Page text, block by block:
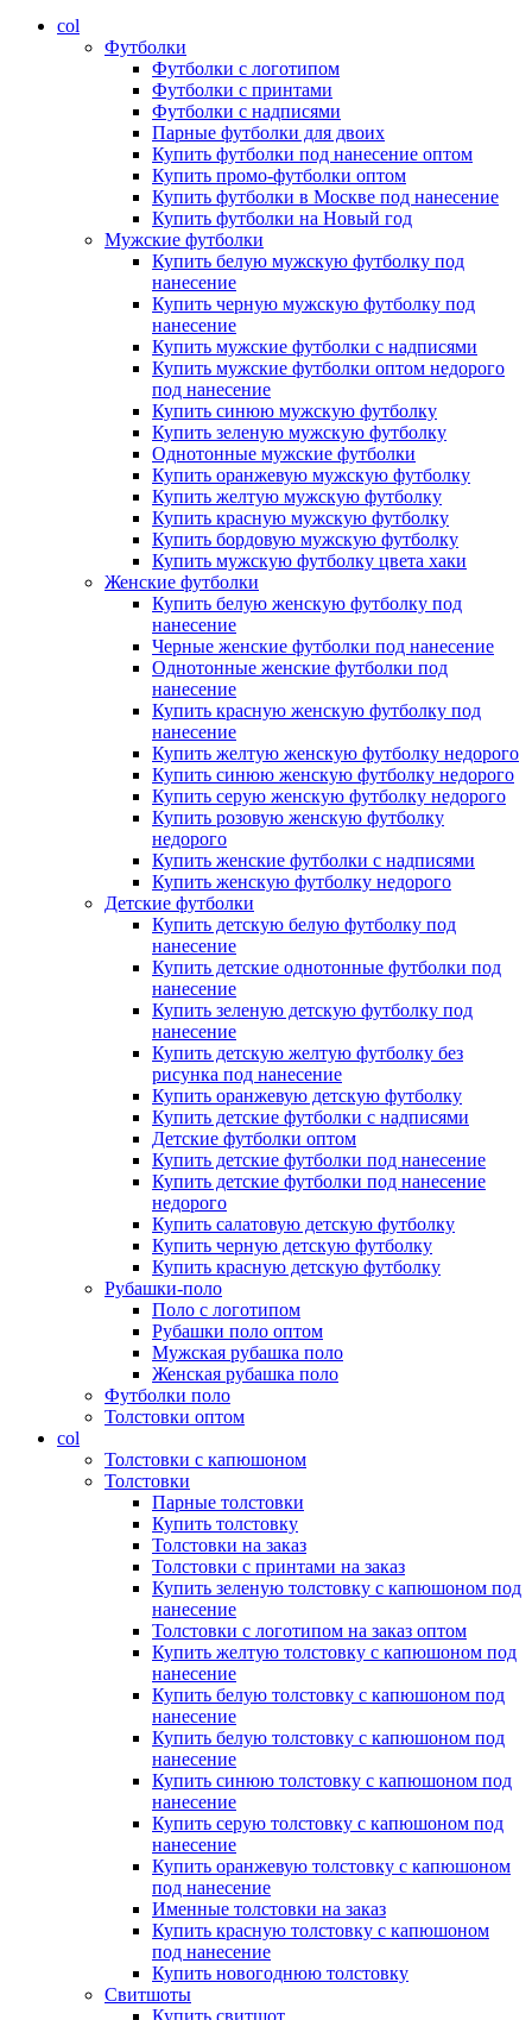
col
Футболки
Футболки с логотипом
Футболки с принтами
Футболки с надписями
Парные футболки для двоих
Купить футболки под нанесение оптом
Купить промо-футболки оптом
Купить футболки в Москве под нанесение
Купить футболки на Новый год
Мужские футболки
Купить белую мужскую футболку под
нанесение
Купить черную мужскую футболку под
нанесение
Купить мужские футболки с надписями
Купить мужские футболки оптом недорого
под нанесение
Купить синюю мужскую футболку
Купить зеленую мужскую футболку
Однотонные мужские футболки
Купить оранжевую мужскую футболку
Купить желтую мужскую футболку
Купить красную мужскую футболку
Купить бордовую мужскую футболку
Купить мужскую футболку цвета хаки
Женские футболки
Купить белую женскую футболку под
нанесение
Черные женские футболки под нанесение
Однотонные женские футболки под
нанесение
Купить красную женскую футболку под
нанесение
Купить желтую женскую футболку недорого
Купить синюю женскую футболку недорого
Купить серую женскую футболку недорого
Купить розовую женскую футболку
недорого
Купить женские футболки с надписями
Купить женскую футболку недорого
Детские футболки
Купить детскую белую футболку под
нанесение
Купить детские однотонные футболки под
нанесение
Купить зеленую детскую футболку под
нанесение
Купить детскую желтую футболку без
рисунка под нанесение
Купить оранжевую детскую футболку
Купить детские футболки с надписями
Детские футболки оптом
Купить детские футболки под нанесение
Купить детские футболки под нанесение
недорого
Купить салатовую детскую футболку
Купить черную детскую футболку
Купить красную детскую футболку
Рубашки-поло
Поло с логотипом
Рубашки поло оптом
Мужская рубашка поло
Женская рубашка поло
Футболки поло
Толстовки оптом
col
Толстовки с капюшоном
Толстовки
Парные толстовки
Купить толстовку
Толстовки на заказ
Толстовки с принтами на заказ
Купить зеленую толстовку с капюшоном под
нанесение
Толстовки с логотипом на заказ оптом
Купить желтую толстовку с капюшоном под
нанесение
Купить белую толстовку с капюшоном под
нанесение
Купить белую толстовку с капюшоном под
нанесение
Купить синюю толстовку с капюшоном под
нанесение
Купить серую толстовку с капюшоном под
нанесение
Купить оранжевую толстовку с капюшоном
под нанесение
Именные толстовки на заказ
Купить красную толстовку с капюшоном
под нанесение
Купить новогоднюю толстовку
Свитшоты
Купить свитшот